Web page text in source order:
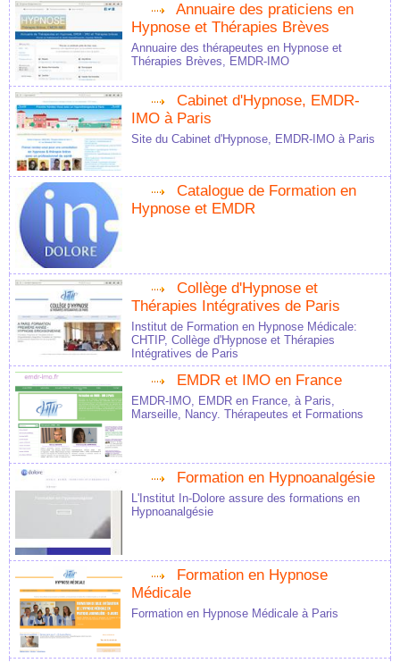
Annuaire des praticiens en
Hypnose et Thérapies Brèves
Annuaire des thérapeutes en Hypnose et
Thérapies Brèves, EMDR-IMO
Cabinet d'Hypnose, EMDR-
IMO à Paris
Site du Cabinet d'Hypnose, EMDR-IMO à Paris
Catalogue de Formation en
Hypnose et EMDR
Collège d'Hypnose et
Thérapies Intégratives de Paris
Institut de Formation en Hypnose Médicale:
CHTIP, Collège d'Hypnose et Thérapies
Intégratives de Paris
EMDR et IMO en France
EMDR-IMO, EMDR en France, à Paris,
Marseille, Nancy. Thérapeutes et Formations
Formation en Hypnoanalgésie
L'Institut In-Dolore assure des formations en
Hypnoanalgésie
Formation en Hypnose
Médicale
Formation en Hypnose Médicale à Paris